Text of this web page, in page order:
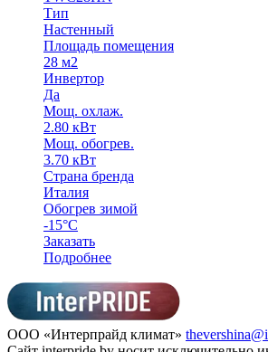
Тип
Настенный
Площадь помещения
28 м2
Инвертор
Да
Мощ. охлаж.
2.80 кВт
Мощ. обогрев.
3.70 кВт
Страна бренда
Италия
Обогрев зимой
-15°С
Заказать
Подробнее
ООО «Интерпрайд климат»